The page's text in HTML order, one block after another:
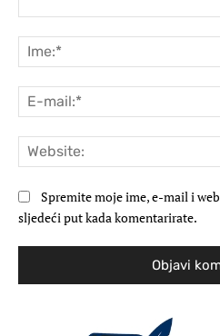
Spremite moje ime, e-mail i
sljedeći put kada komentarirate.